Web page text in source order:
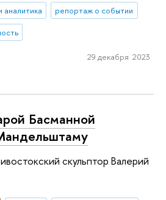
аналитика
репортаж о событии
29 декабря 2023
Басманной
скульптор Валерий